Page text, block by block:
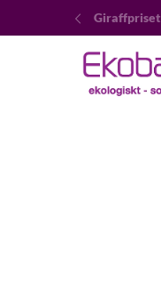
Giraffpriset